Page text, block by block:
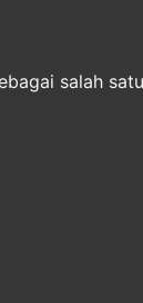
salah